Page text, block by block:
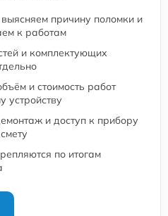
причину поломки и
к работам
и комплектующих
и стоимость работ
устройству
и доступ к прибору
по итогам